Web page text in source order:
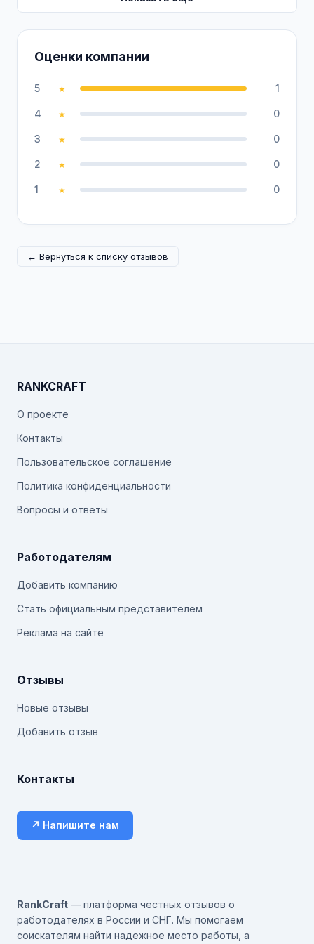
Оценки компании
5 ★ 1
4 ★ 0
3 ★ 0
2 ★ 0
1 ★ 0
← Вернуться к списку отзывов
RANKCRAFT
О проекте
Контакты
Пользовательское соглашение
Политика конфиденциальности
Вопросы и ответы
Работодателям
Добавить компанию
Стать официальным представителем
Реклама на сайте
Отзывы
Новые отзывы
Добавить отзыв
Контакты
↗ Напишите нам
RankCraft — платформа честных отзывов о
работодателях в России и СНГ. Мы помогаем
соискателям найти надежное место работы, а